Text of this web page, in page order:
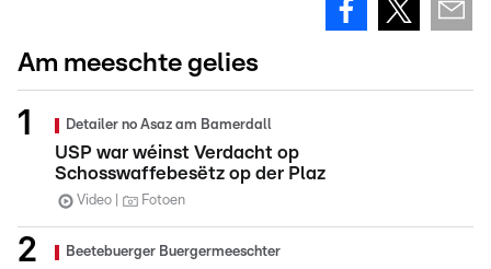
Am meeschte gelies
Detailer no Asaz am Bamerdall
USP war wéinst Verdacht op
Schosswaffebesëtz op der Plaz
Video Fotoen
Beetebuerger Buergermeeschter